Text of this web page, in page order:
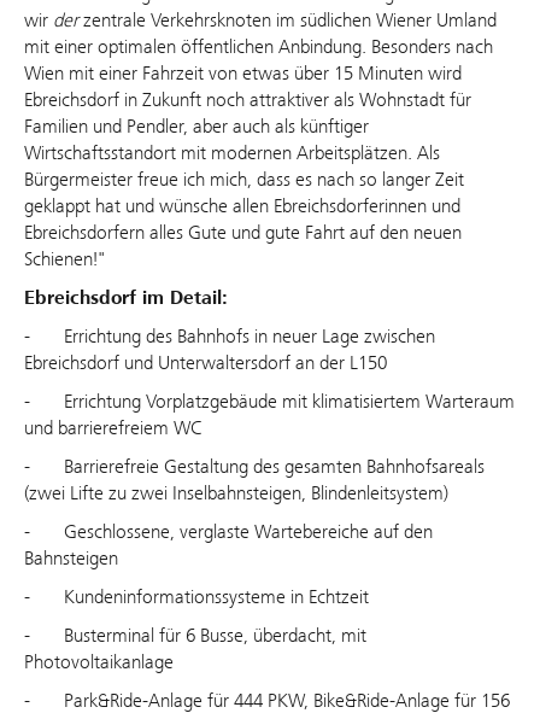
wir derzentrale Verkehrsknoten im südlichen Wiener Umland
mit einer optimalen öffentlichen Anbindung. Besonders nach
Wien mit einer Fahrzeit von etwas über 15 Minuten wird
Ebreichsdorf in Zukunft noch attraktiver als Wohnstadt für
Familien und Pendler, aber auch als künftiger
Wirtschaftsstandort mit modernen Arbeitsplätzen. Als
Bürgermeister freue ich mich, dass es nach so langer Zeit
geklappt hat und wünsche allen Ebreichsdorferinnen und
Ebreichsdorfern alles Gute und gute Fahrt auf den neuen
Schienen!"
Ebreichsdorf im Detail:
- Errichtung des Bahnhofs in neuer Lage zwischen
Ebreichsdorf und Unterwaltersdorf an der L150
- Errichtung Vorplatzgebäude mit klimatisiertem Warteraum
und barrierefreiem WC
- Barrierefreie Gestaltung des gesamten Bahnhofsareals
(zwei Lifte zu zwei Inselbahnsteigen, Blindenleitsystem)
- Geschlossene, verglaste Wartebereiche auf den
Bahnsteigen
- Kundeninformationssysteme in Echtzeit
- Busterminal für 6 Busse, überdacht, mit
Photovoltaikanlage
- Park&Ride-Anlage für 444 PKW, Bike&Ride-Anlage für 156